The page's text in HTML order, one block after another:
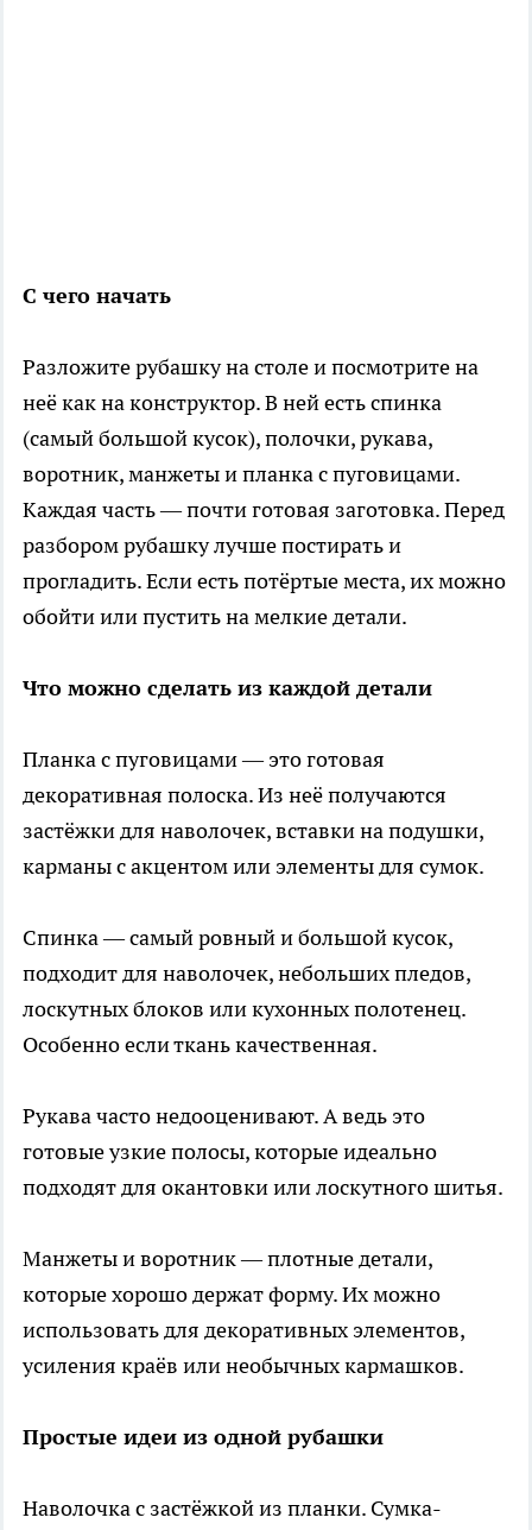
С чего начать
Разложите рубашку на столе и посмотрите на
неё как на конструктор. В ней есть спинка
(самый большой кусок), полочки, рукава,
воротник, манжеты и планка с пуговицами.
Каждая часть — почти готовая заготовка. Перед
разбором рубашку лучше постирать и
прогладить. Если есть потёртые места, их можно
обойти или пустить на мелкие детали.
Что можно сделать из каждой детали
Планка с пуговицами — это готовая
декоративная полоска. Из неё получаются
застёжки для наволочек, вставки на подушки,
карманы с акцентом или элементы для сумок.
Спинка — самый ровный и большой кусок,
подходит для наволочек, небольших пледов,
лоскутных блоков или кухонных полотенец.
Особенно если ткань качественная.
Рукава часто недооценивают. А ведь это
готовые узкие полосы, которые идеально
подходят для окантовки или лоскутного шитья.
Манжеты и воротник — плотные детали,
которые хорошо держат форму. Их можно
использовать для декоративных элементов,
усиления краёв или необычных кармашков.
Простые идеи из одной рубашки
Наволочка с застёжкой из планки. Сумка-